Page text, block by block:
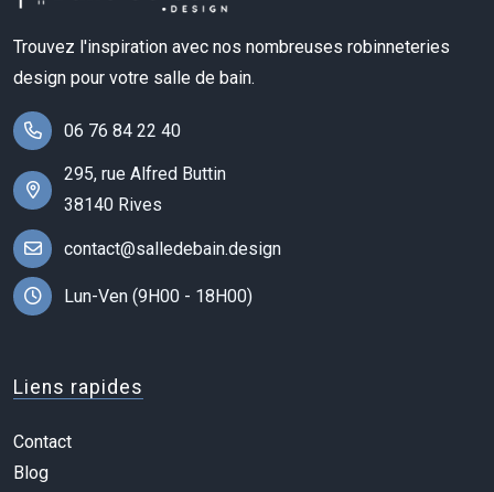
Trouvez l'inspiration avec nos nombreuses robinneteries
design pour votre salle de bain.
06 76 84 22 40
295, rue Alfred Buttin
38140 Rives
contact@salledebain.design
Lun-Ven (9H00 - 18H00)
Liens rapides
Contact
Blog